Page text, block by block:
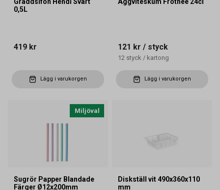
0,5L
419 kr
Lägg i varukorgen
121 kr / styck
12 styck / kartong
Lägg i varukorgen
Miljöval
Sugrör Papper Blandade
Färger Ø12x200mm
Diskställ vit 490x360x110
mm